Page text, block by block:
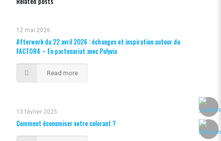
12 mai 2026
Afterwork du 22 avril 2026 : échanges et inspiration autour du
FACTOR4 – En partenariat avec Polyvia
Read more
13 février 2025
Comment économiser votre colorant ?